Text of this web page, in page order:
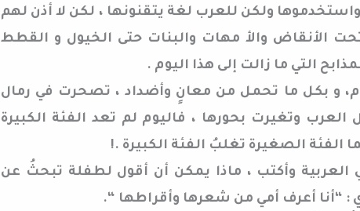
ولكن للعرب لغة يتقنونها ، لكن لا أذن لهم
الأنقاض والأ مهات والبنات حتى الخيول و القطط
التي ما زالت إلى هذا اليوم .
و بكل ما تحمل من معانٍ وأضداد ، تصحرت في رمال
وتغيرت بحورها ، فاليوم لم تعد الفئة الكبيرة
الفئة الصغيرة تغلبُ الفئة الكبيرة .!
العربية وأكتب ، ماذا يمكن أن أقول لطفلة تبحثُ عن
: “أنا أعرف أمي من شعرها وأقراطها “.